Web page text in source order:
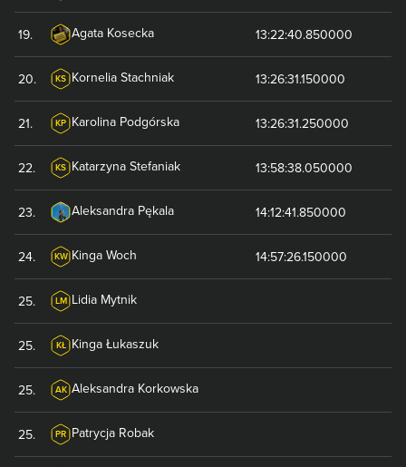
19. Agata Kosecka 13:22:40.850000
20. KS Kornelia Stachniak 13:26:31.150000
21. KP Karolina Podgórska 13:26:31.250000
22. KS Katarzyna Stefaniak 13:58:38.050000
23. Aleksandra Pękala 14:12:41.850000
24. KW Kinga Woch 14:57:26.150000
25. LM Lidia Mytnik
25. KŁ Kinga Łukaszuk
25. AK Aleksandra Korkowska
25. PR Patrycja Robak